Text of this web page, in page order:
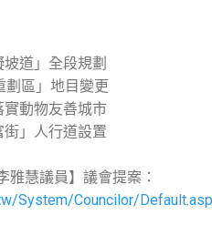
道」全段規劃
劃區」地目變更
動物友善城市
」人行道設置
慧議員】議會提案：
System/Councilor/